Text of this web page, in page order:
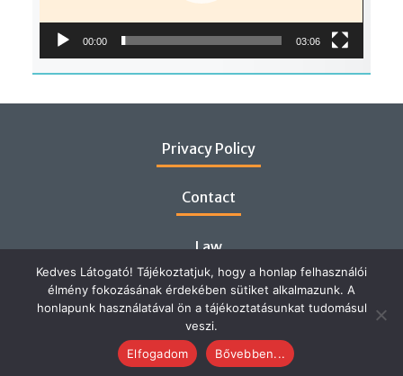
00:00 03:06
Privacy Policy
Contact
Law
Kedves Látogató! Tájékoztatjuk, hogy a honlap felhasználói
élmény fokozásának érdekében sütiket alkalmazunk. A
honlapunk használatával ön a tájékoztatásunkat tudomásul
veszi.
Elfogadom
Bővebben...